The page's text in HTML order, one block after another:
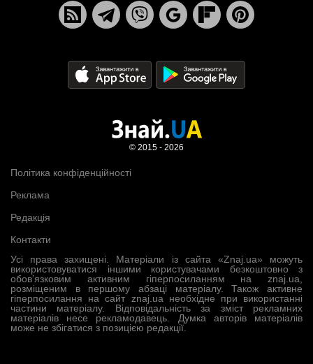
Усі права захищені. Матеріали із сайта «Znaj.ua» можуть
використовуватися іншими користувачами безкоштовно з
обов’язковим активним гіперпосиланням на znaj.ua,
розміщеним в першому абзаці матеріалу. Також активне
гіперпосилання на сайт znaj.ua необхідне при використанні
частини матеріалу. Відповідальність за зміст рекламних
матеріалів несе рекламодавець. Думка авторів матеріалів
може не збігатися з позицією редакції.
Політика конфіденційності
Реклама
Редакція
Контакти
© 2015 - 2026